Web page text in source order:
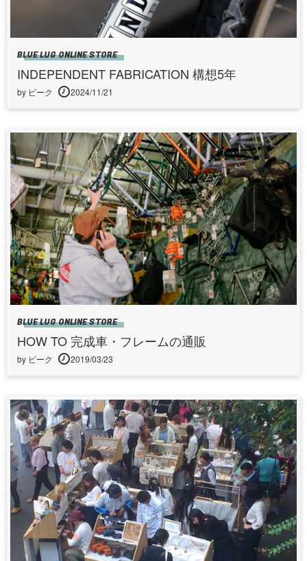
BLUE LUG ONLINE STORE
INDEPENDENT FABRICATION 構想5年
by ピーク 2024/11/21
BLUE LUG ONLINE STORE
HOW TO 完成車・フレームの通販
by ピーク 2019/03/23